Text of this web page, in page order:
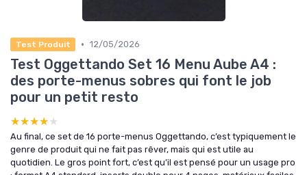
Test Produit • 12/05/2026
Test Oggettando Set 16 Menu Aube A4 :
des porte-menus sobres qui font le job
pour un petit resto
★★★★★
★★★★★
Au final, ce set de 16 porte-menus Oggettando, c’est typiquement le
genre de produit qui ne fait pas rêver, mais qui est utile au
quotidien. Le gros point fort, c’est qu’il est pensé pour un usage pro